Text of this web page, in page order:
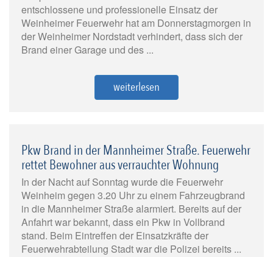
entschlossene und professionelle Einsatz der
Weinheimer Feuerwehr hat am Donnerstagmorgen in
der Weinheimer Nordstadt verhindert, dass sich der
Brand einer Garage und des ...
weiterlesen
Pkw Brand in der Mannheimer Straße. Feuerwehr
rettet Bewohner aus verrauchter Wohnung
In der Nacht auf Sonntag wurde die Feuerwehr
Weinheim gegen 3.20 Uhr zu einem Fahrzeugbrand
in die Mannheimer Straße alarmiert. Bereits auf der
Anfahrt war bekannt, dass ein Pkw in Vollbrand
stand. Beim Eintreffen der Einsatzkräfte der
Feuerwehrabteilung Stadt war die Polizei bereits ...